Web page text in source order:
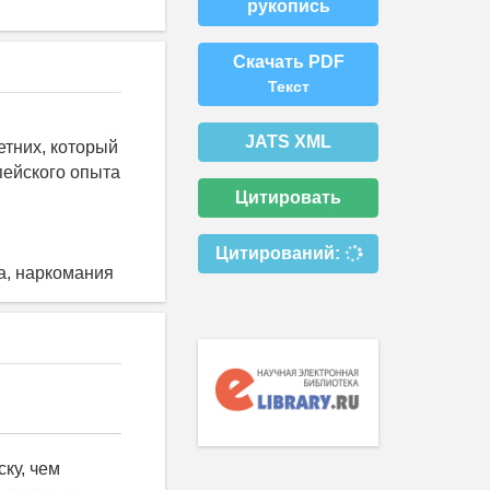
который
опыта
наркомания
что потребление наркотических средств среди школьников может привести к их распростране- нию среди одноклассников, что означает всё боль- шую включенность числа людей. Так, один человек может спровоцировать несколько десятков чело- век к потреблению наркотиков [6, с. 22]. Подimage ростки, потребляющие наркотики, имеют шанс вызвать эмоциональное или интеллектуальное повреждение мозга, так как наркопотребление приводит к эндокринному расстройству, регу- лирующему настроение и репродуктивные про- цессы. Вдобавок это приводит к ухудшению кратковременной памяти и развитии психомо- торных навыков несовершеннолетних. Это под- тверждает и исследование, представленное в «The American Journal of Psychiatry» [26, с.4]: было уста- новлено что периодическое употребление канна- биса в течение 4 лёт оказало сниже
рукопись
Скачать PDF
Текст
JATS XML
Цитировать
Цитирований: